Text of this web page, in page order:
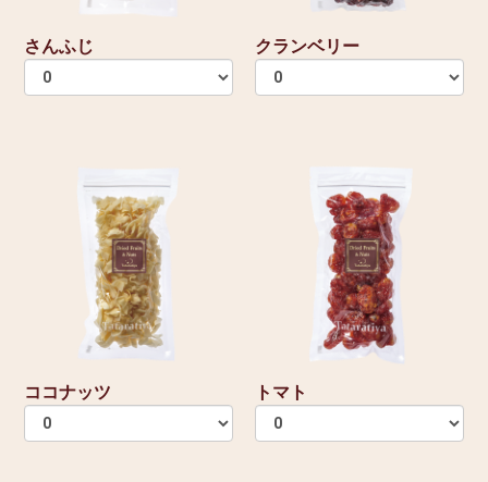
さんふじ クランベリー
ココナッツ トマト